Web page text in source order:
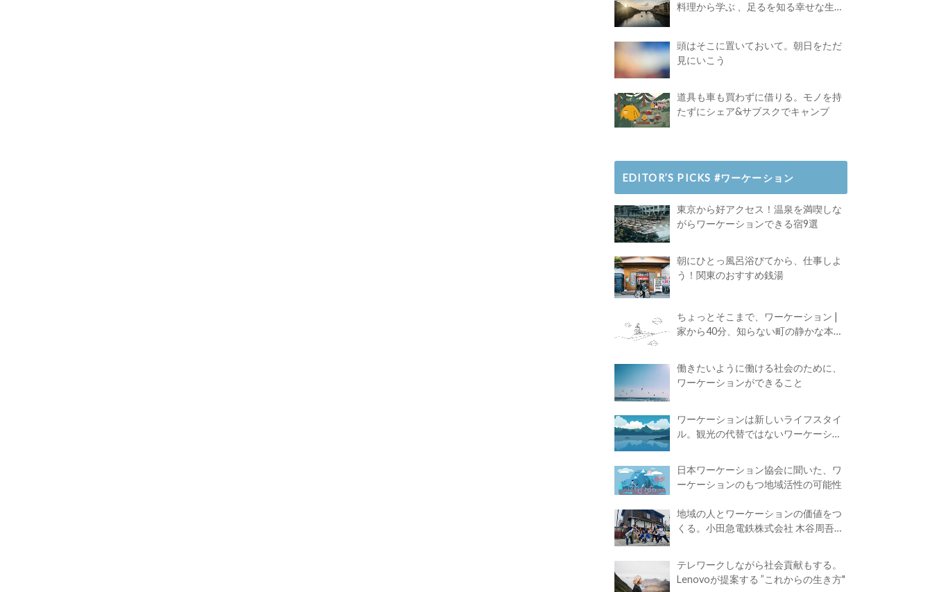
料理から学ぶ 、足るを知る幸せな生き
頭はそこに置いておいて。朝日をただ
見にいこう
道具も車も買わずに借りる。モノを持
たずにシェア&サブスクでキャンプ
EDITOR’S PICKS #ワーケーション
東京から好アクセス！温泉を満喫しな
がらワーケーションできる宿9選
朝にひとっ風呂浴びてから、仕事しよ
う！関東のおすすめ銭湯
ちょっとそこまで、ワーケーション |
家から40分、知らない町の静かな本屋
働きたいように働ける社会のために、
ワーケーションができること
ワーケーションは新しいライフスタイ
ル。観光の代替ではないワーケーショ
日本ワーケーション協会に聞いた、ワ
ーケーションのもつ地域活性の可能性
地域の人とワーケーションの価値をつ
くる。小田急電鉄株式会社 木谷周吾さ
テレワークしながら社会貢献もする。
Lenovoが提案する ”これからの生き方"